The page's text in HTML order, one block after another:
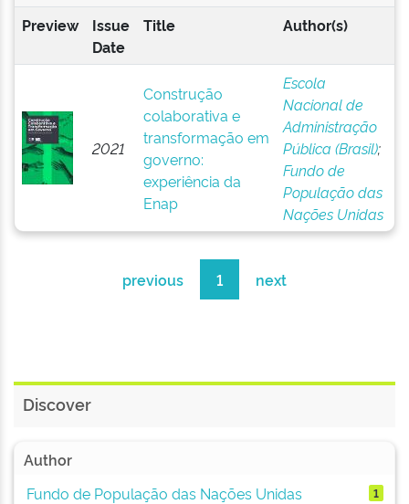
Preview
Issue
Date
Title Author(s)
2021
Construção
colaborativa e
transformação em
governo:
experiência da
Enap
Escola
Nacional de
Administração
Pública (Brasil);
Fundo de
População das
Nações Unidas
previous 1 next
Discover
Author
Fundo de População das Nações Unidas
1